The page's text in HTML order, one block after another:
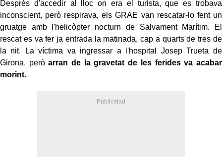
Després d'accedir al lloc on era el turista, que es trobava
inconscient, però respirava, els GRAE van rescatar-lo fent un
gruatge amb l'helicòpter nocturn de Salvament Marítim. El
rescat es va fer ja entrada la matinada, cap a quarts de tres de
la nit. La víctima va ingressar a l'hospital Josep Trueta de
Girona, peròarran de la gravetat de les ferides va acabar
morint.